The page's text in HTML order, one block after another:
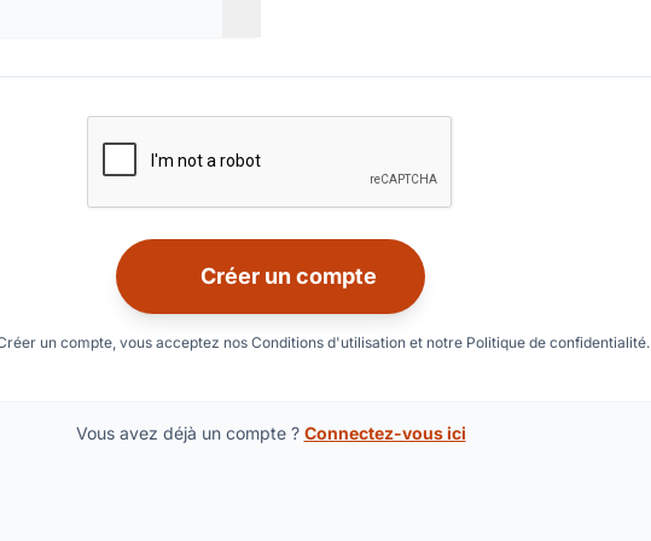
Créer un compte
un compte, vous acceptez nos Conditions d'utilisation et notre Politique de confidentialité.
Vous avez déjà un compte ? Connectez-vous ici